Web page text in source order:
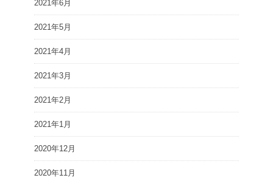
2021年6月
2021年5月
2021年4月
2021年3月
2021年2月
2021年1月
2020年12月
2020年11月